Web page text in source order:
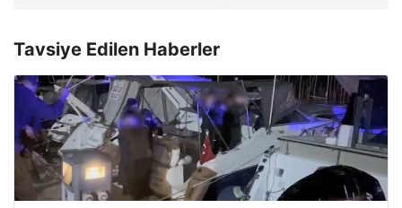
Tavsiye Edilen Haberler